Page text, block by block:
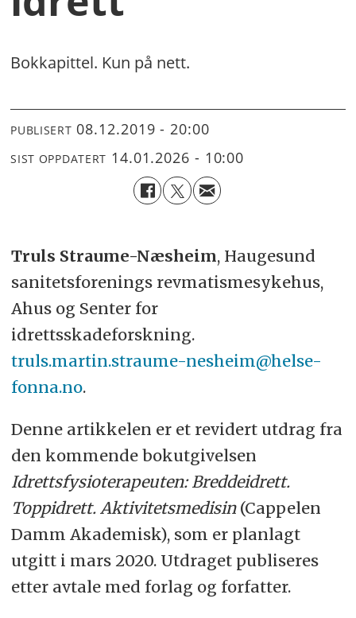
Bokkapittel. Kun på nett.
PUBLISERT 08.12.2019 - 20:00
SIST OPPDATERT 14.01.2026 - 10:00
Truls Straume-Næsheim, Haugesund
sanitetsforenings revmatismesykehus,
Ahus og Senter for
idrettsskadeforskning.
truls.martin.straume-nesheim@helse-
fonna.no.
Denne artikkelen er et revidert utdrag fra
den kommende bokutgivelsen
Idrettsfysioterapeuten: Breddeidrett.
Toppidrett. Aktivitetsmedisin(Cappelen
Damm Akademisk), som er planlagt
utgitt i mars 2020. Utdraget publiseres
etter avtale med forlag og forfatter.